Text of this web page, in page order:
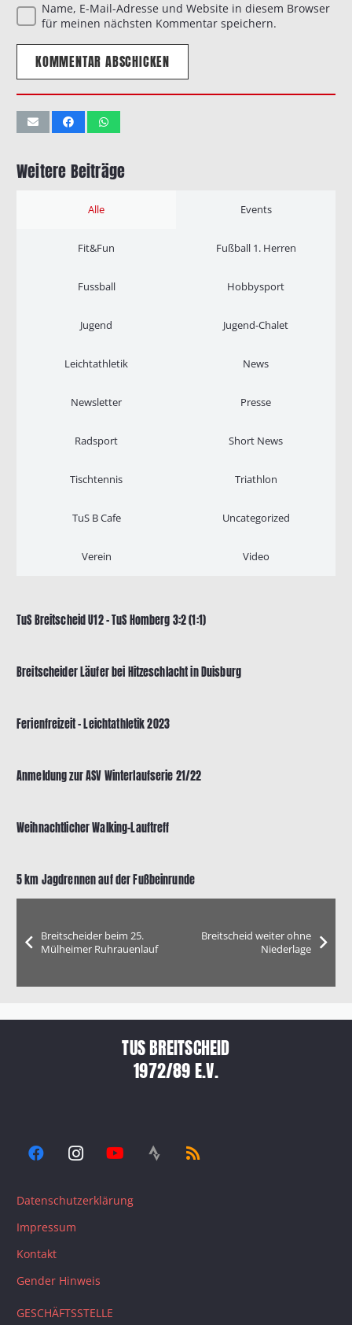
Name, E-Mail-Adresse und Website in diesem Browser
für meinen nächsten Kommentar speichern.
KOMMENTAR ABSCHICKEN
Weitere Beiträge
Alle Events
Fit&Fun Fußball 1. Herren
Fussball Hobbysport
Jugend Jugend-Chalet
Leichtathletik News
Newsletter Presse
Radsport Short News
Tischtennis Triathlon
TuS B Cafe Uncategorized
Verein Video
TuS Breitscheid U12 – TuS Homberg 3:2 (1:1)
Breitscheider Läufer bei Hitzeschlacht in Duisburg
Ferienfreizeit – Leichtathletik 2023
Anmeldung zur ASV Winterlaufserie 21/22
Weihnachtlicher Walking-Lauftreff
5 km Jagdrennen auf der Fußbeinrunde
Breitscheider beim 25.
Mülheimer Ruhrauenlauf
Breitscheid weiter ohne
Niederlage
TUS BREITSCHEID
1972/89 E.V.
Datenschutzerklärung
Impressum
Kontakt
Gender Hinweis
GESCHÄFTSSTELLE